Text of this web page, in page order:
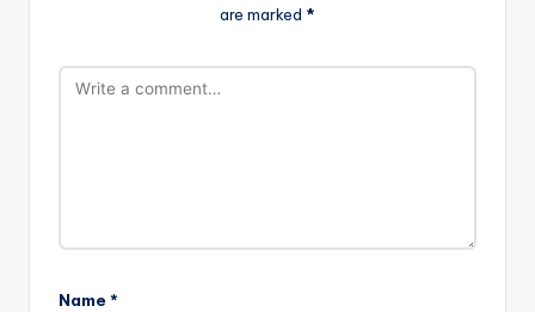
are marked *
Name *